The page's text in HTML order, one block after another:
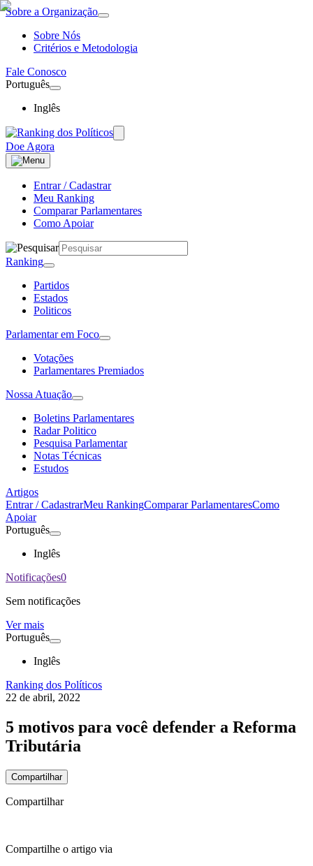
Sobre a Organização
Sobre Nós
Critérios e Metodologia
Fale Conosco
Português
Inglês
Doe Agora
Entrar / Cadastrar
Meu Ranking
Comparar Parlamentares
Como Apoiar
Ranking
Partidos
Estados
Politicos
Parlamentar em Foco
Votações
Parlamentares Premiados
Nossa Atuação
Boletins Parlamentares
Radar Politico
Pesquisa Parlamentar
Notas Técnicas
Estudos
Artigos
Entrar / CadastrarMeu RankingComparar ParlamentaresComo
Apoiar
Português
Inglês
Notificações0
Sem notificações
Ver mais
Português
Inglês
Ranking dos Políticos
22 de abril, 2022
5 motivos para você defender a Reforma
Tributária
Compartilhar
Compartilhar
Compartilhe o artigo via